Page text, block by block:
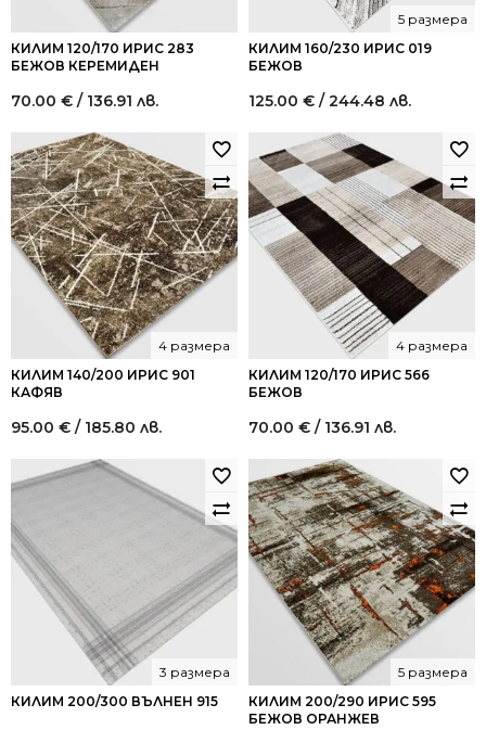
КИЛИМ 120/170 ИРИС 283
БЕЖОВ КЕРЕМИДЕН
70.00 € / 136.91 лв.
КИЛИМ 160/230 ИРИС 019
БЕЖОВ
5 размера
125.00 € / 244.48 лв.
КИЛИМ 140/200 ИРИС 901
КАФЯВ
4 размера
95.00 € / 185.80 лв.
КИЛИМ 120/170 ИРИС 566
БЕЖОВ
4 размера
70.00 € / 136.91 лв.
КИЛИМ 200/300 ВЪЛНЕН 915
3 размера
КИЛИМ 200/290 ИРИС 595
БЕЖОВ ОРАНЖЕВ
5 размера